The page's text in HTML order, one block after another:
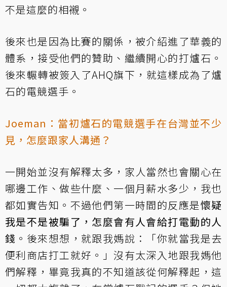
不是這麼的相襯。
後來也是因為比賽的關係，被介紹進了華義的
體系，接受他們的贊助、繼續開心的打爐石。
後來輾轉被簽入了AHQ旗下，就這樣成為了爐
石的電競選手。
Joeman：當初爐石的電競選手在台灣並不少
見，怎麼跟家人溝通？
一開始並沒有解釋太多，家人當然也會關心在
哪邊工作、做些什麼、一個月薪水多少，我也
都如實告知。不過他們第一時間的反應是懷疑
我是不是被騙了，怎麼會有人會給打電動的人
錢 。後來想想，就跟我媽說：「你就當我是去
便利商店打工就好。」沒有太深入地跟我媽他
們解釋，畢竟我真的不知道該從何解釋起，這